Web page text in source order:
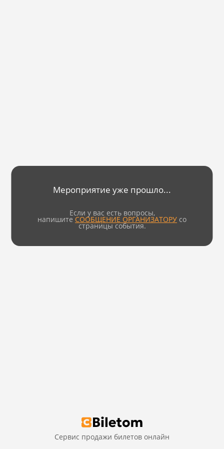
Мероприятие уже прошло...
Если у вас есть вопросы,
напишите СООБЩЕНИЕ ОРГАНИЗАТОРУ со
страницы события.
Сервис продажи билетов онлайн